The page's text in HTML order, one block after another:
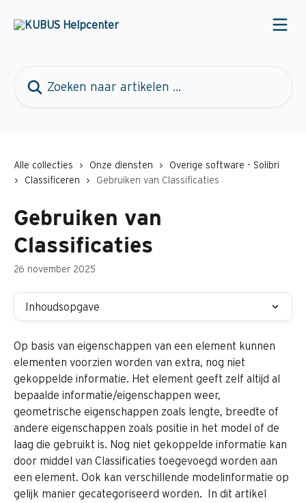
Alle collecties Onze diensten
Overige software - Solibri
Classificeren
Gebruiken van Classificaties
Gebruiken van
Classificaties
26 november 2025
Inhoudsopgave
Op basis van eigenschappen van een element kunnen
elementen voorzien worden van extra, nog niet
gekoppelde informatie. Het element geeft zelf altijd al
bepaalde informatie/eigenschappen weer,
geometrische eigenschappen zoals lengte, breedte of
andere eigenschappen zoals positie in het model of de
laag die gebruikt is. Nog niet gekoppelde informatie kan
door middel van Classificaties toegevoegd worden aan
een element. Ook kan verschillende modelinformatie op
gelijk manier gecategoriseerd worden.  In dit artikel